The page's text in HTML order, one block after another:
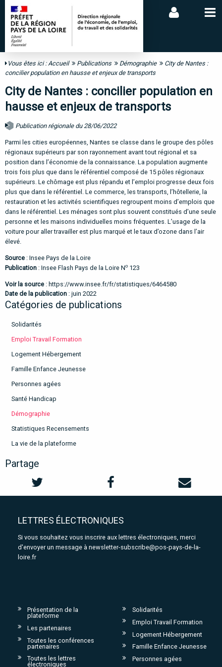
Vous êtes ici :Accueil Publications Démographie
City de Nantes :
concilier population en hausse et enjeux de transports
City de Nantes : concilier population en
hausse et enjeux de transports
Publication régionale du 28/06/2022
Parmi les cities européennes, Nantes se classe dans le groupe des pôles
régionaux supérieurs par son rayonnement avant tout régional et sa
position dans l’économie de la connaissance. La population augmente
trois fois plus que dans le référentiel composé de 15 pôles régionaux
supérieurs. Le chômage est plus répandu et l’emploi progresse deux fois
plus que dans le référentiel. Le commerce, les transports, l’hôtellerie, la
restauration et les activités scientifiques regroupent moins d’emplois que
dans le référentiel. Les ménages sont plus souvent constitués d’une seule
personne et les maisons individuelles moins fréquentes. L’usage de la
voiture pour aller travailler est plus marqué et le taux d’ozone dans l’air
élevé.
Source : Insee Pays de la Loire
Publication : Insee Flash Pays de la Loire No 123
Voir la source : https://www.insee.fr/fr/statistiques/6464580
Date de la publication : juin 2022
Catégories de publications
Solidarités
Emploi Travail Formation
Logement Hébergement
Famille Enfance Jeunesse
Personnes agées
Santé Handicap
Démographie
Statistiques Recensements
La vie de la plateforme
Partage
LETTRES ÉLECTRONIQUES
Si vous souhaitez vous inscrire aux lettres électroniques, merci
d'envoyer un message à newsletter-subscribe@pos-pays-de-la-
loire.fr
Présentation de la
plateforme
Les partenaires
Toutes les conférences
partenaires
Toutes les lettres
électroniques
Solidarités
Emploi Travail Formation
Logement Hébergement
Famille Enfance Jeunesse
Personnes agées